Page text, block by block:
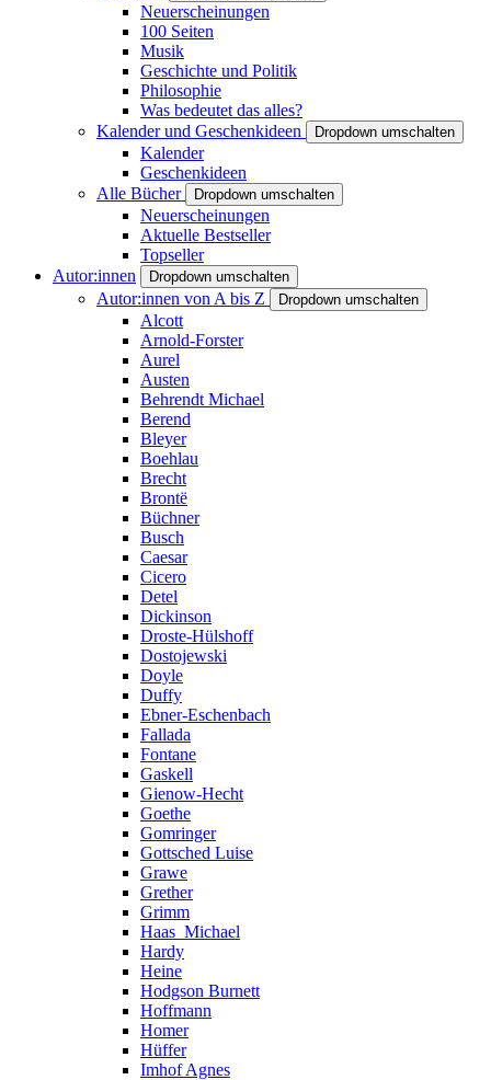
Neuerscheinungen
100 Seiten
Musik
Geschichte und Politik
Philosophie
Was bedeutet das alles?
Kalender und Geschenkideen
Dropdown umschalten
Kalender
Geschenkideen
Alle Bücher
Dropdown umschalten
Neuerscheinungen
Aktuelle Bestseller
Topseller
Autor:innen
Dropdown umschalten
Autor:innen von A bis Z Dropdown umschalten
Alcott
Arnold-Forster
Aurel
Austen
Behrendt Michael
Berend
Bleyer
Boehlau
Brecht
Brontë
Büchner
Busch
Caesar
Cicero
Detel
Dickinson
Droste-Hülshoff
Dostojewski
Doyle
Duffy
Ebner-Eschenbach
Fallada
Fontane
Gaskell
Gienow-Hecht
Goethe
Gomringer
Gottsched Luise
Grawe
Grether
Grimm
Haas_Michael
Hardy
Heine
Hodgson Burnett
Hoffmann
Homer
Hüffer
Imhof Agnes